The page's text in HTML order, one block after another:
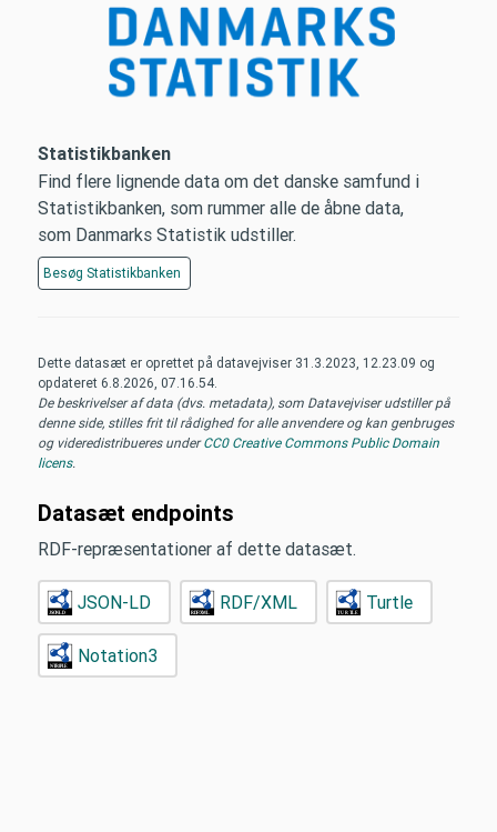
Statistikbanken
Find flere lignende data om det danske samfund i
Statistikbanken, som rummer alle de åbne data,
som Danmarks Statistik udstiller.
Besøg Statistikbanken
Dette datasæt er oprettet på datavejviser 31.3.2023, 12.23.09 og
opdateret 6.8.2026, 07.16.54.
De beskrivelser af data (dvs. metadata), som Datavejviser udstiller på
denne side, stilles frit til rådighed for alle anvendere og kan genbruges
og videredistribueres underCC0 Creative Commons Public Domain
licens.
Datasæt endpoints
RDF-repræsentationer af dette datasæt.
JSON-LD RDF/XML Turtle
Notation3